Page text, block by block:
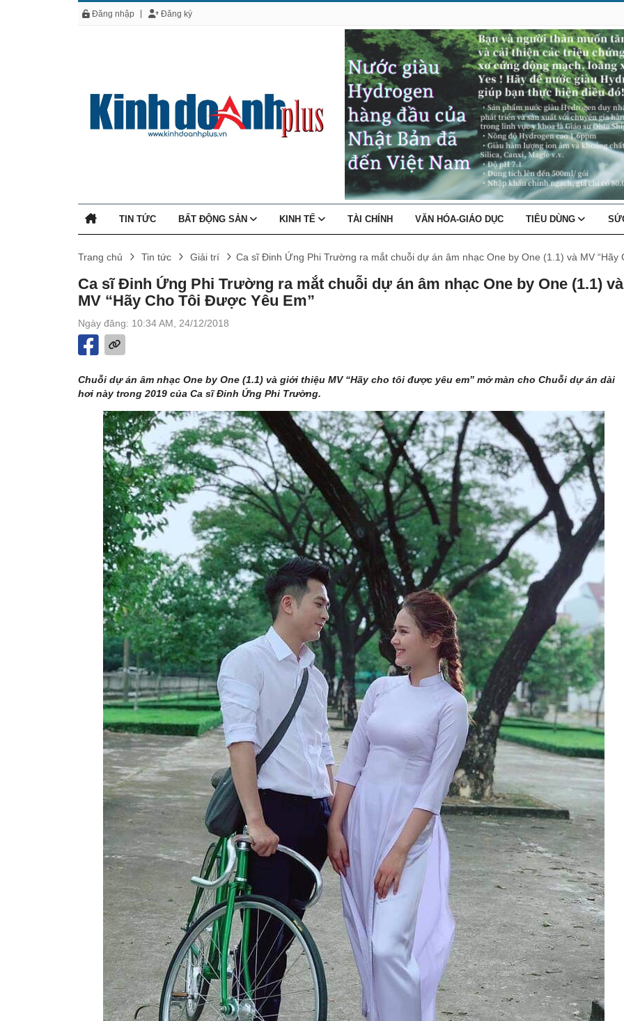
Đăng nhập Đăng ký
TIN TỨC BẤT ĐỘNG SẢN KINH TẾ TÀI CHÍNH VĂN HÓA-GIÁO DỤC TIÊU DÙNG
Trang chủ Tin tức Giải trí Ca sĩ Đinh Ứng Phi Trường ra mắt chuỗi dự án âm nhạc One by One (1.1) và MV “Hãy
Ca sĩ Đinh Ứng Phi Trường ra mắt chuỗi dự án âm nhạc One by One (1.1) và
MV “Hãy Cho Tôi Được Yêu Em”
Ngày đăng: 10:34 AM, 24/12/2018
Chuỗi dự án âm nhạc One by One (1.1) và giới thiệu MV “Hãy cho tôi được yêu em” mở màn cho Chuỗi dự án dài
hơi này trong 2019 của Ca sĩ Đinh Ứng Phi Trường.